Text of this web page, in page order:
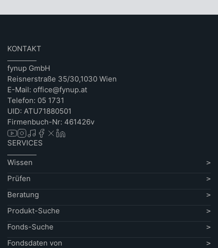
KONTAKT
fynup GmbH
Reisnerstraße 35/30,1030 Wien
E-Mail: office@fynup.at
Telefon: 05 1731
UID: ATU71880501
Firmenbuch-Nr: 461426v
SERVICES
Wissen
Prüfen
Beratung
Produkt-Suche
Fonds-Suche
Fondsdaten von